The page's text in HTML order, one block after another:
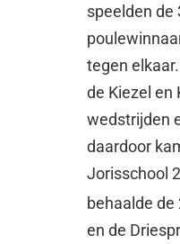
speelden de
tegen
de Kiezel en
wedstrijden
daardoor
Jorisschool
behaalde de
en de